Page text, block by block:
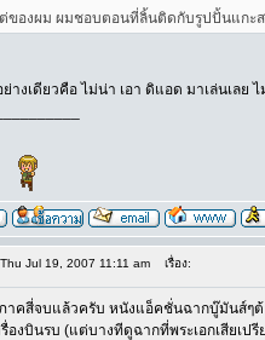
ของผม ผมชอบตอนที่ลิ้นติดกับรูปปั้นแกะ
ย่างเดียวคือ ไม่น่า เอา ดิแอด มาเล่นเลย
Jul 19, 2007 11:11 am เรื่อง:
าคสี่จบแล้วครับ หนังแอ็คชั่นฉากบู๊มันส์ๆต้
องบินรบ (แต่บางทีดูฉากที่พระเอกเสียเ